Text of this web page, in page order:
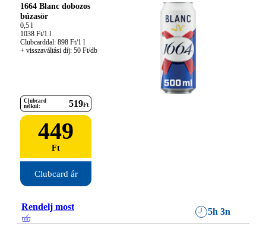
1664 Blanc dobozos
búzasör
0,5 l
1038 Ft/1 l
Clubcarddal: 898 Ft/1 l
+ visszaváltási díj: 50 Ft/db
Clubcard
nélkül:
519Ft
449
Ft
Clubcard ár
Rendelj most 5h 3n